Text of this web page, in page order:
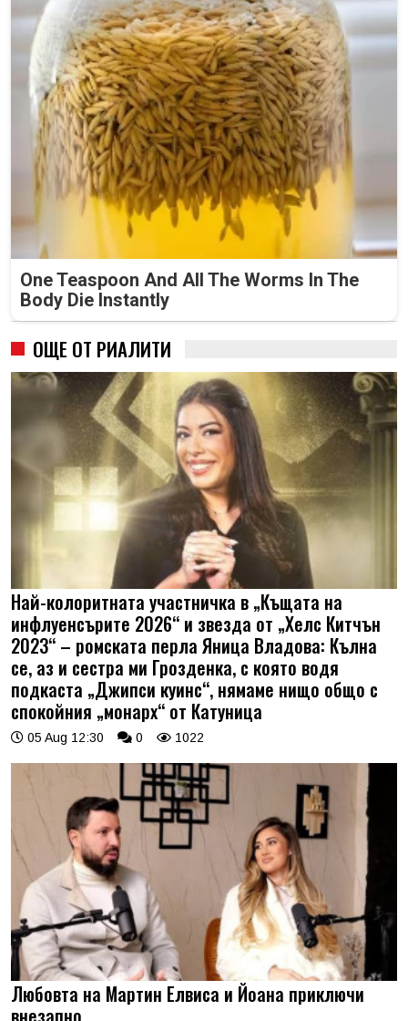
One Teaspoon And All The Worms In The
Body Die Instantly
ОЩЕ ОТ РИАЛИТИ
Най-колоритната участничка в „Къщата на
инфлуенсърите 2026“ и звезда от „Хелс Китчън
2023“ – ромската перла Яница Владова: Кълна
се, аз и сестра ми Грозденка, с която водя
подкаста „Джипси куинс“, нямаме нищо общо с
спокойния „монарх“ от Катуница
05 Aug 12:30 0 1022
Любовта на Мартин Елвиса и Йоана приключи
внезапно